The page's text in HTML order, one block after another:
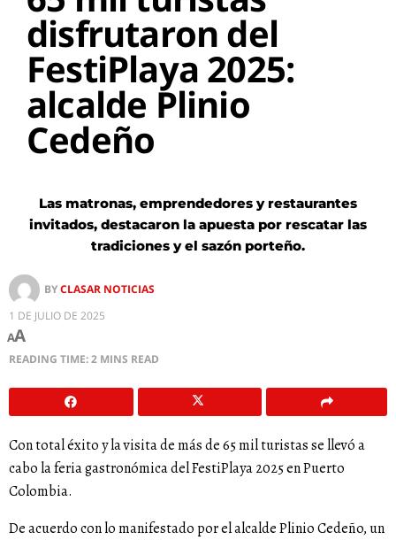
disfrutaron del
FestiPlaya 2025:
alcalde Plinio
Cedeño
Las matronas, emprendedores y restaurantes
invitados, destacaron la apuesta por rescatar las
tradiciones y el sazón porteño.
BYCLASAR NOTICIAS
1 DE JULIO DE 2025
AA
READING TIME: 2 MINS READ
Con total éxito y la visita de más de 65 mil turistas se llevó a
cabo la feria gastronómica del FestiPlaya 2025 en Puerto
Colombia.
De acuerdo con lo manifestado por el alcalde Plinio Cedeño, un